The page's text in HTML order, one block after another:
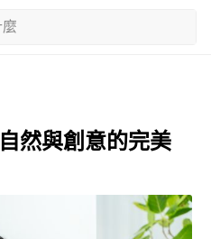
然與創意的完美